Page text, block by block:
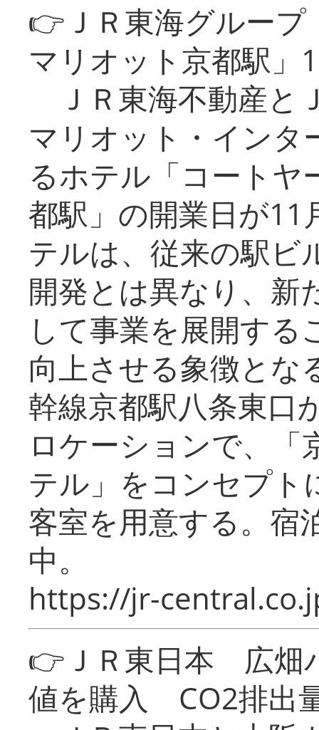
👉ＪＲ東海グルー
マリオット京都駅」
ＪＲ東海不動産と
マリオット・インタ
るホテル「コートヤ
都駅」の開業日が11
テルは、従来の駅ビ
開発とは異なり、新
して事業を展開する
向上させる象徴とな
幹線京都駅八条東口
ロケーションで、「
テル」をコンセプト
客室を用意する。宿
中。
https://jr-
👉ＪＲ東日本 広畑
値を購入 CO2排出